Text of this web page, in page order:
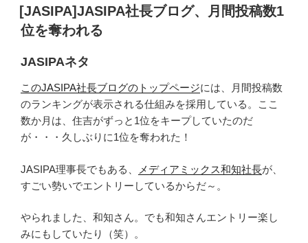
稿
日:
[JASIPA]JASIPA社長ブログ、月間投稿数1
位を奪われる
JASIPAネタ
このJASIPA社長ブログのトップページには、月間投稿数
のランキングが表示される仕組みを採用している。ここ
数か月は、住吉がずっと1位をキープしていたのだ
が・・・久しぶりに1位を奪われた！
JASIPA理事長でもある、 メディアミックス和知社長が、
すごい勢いでエントリーしているからだ～。
やられました、和知さん。でも和知さんエントリー楽し
みにもしていたり（笑）。